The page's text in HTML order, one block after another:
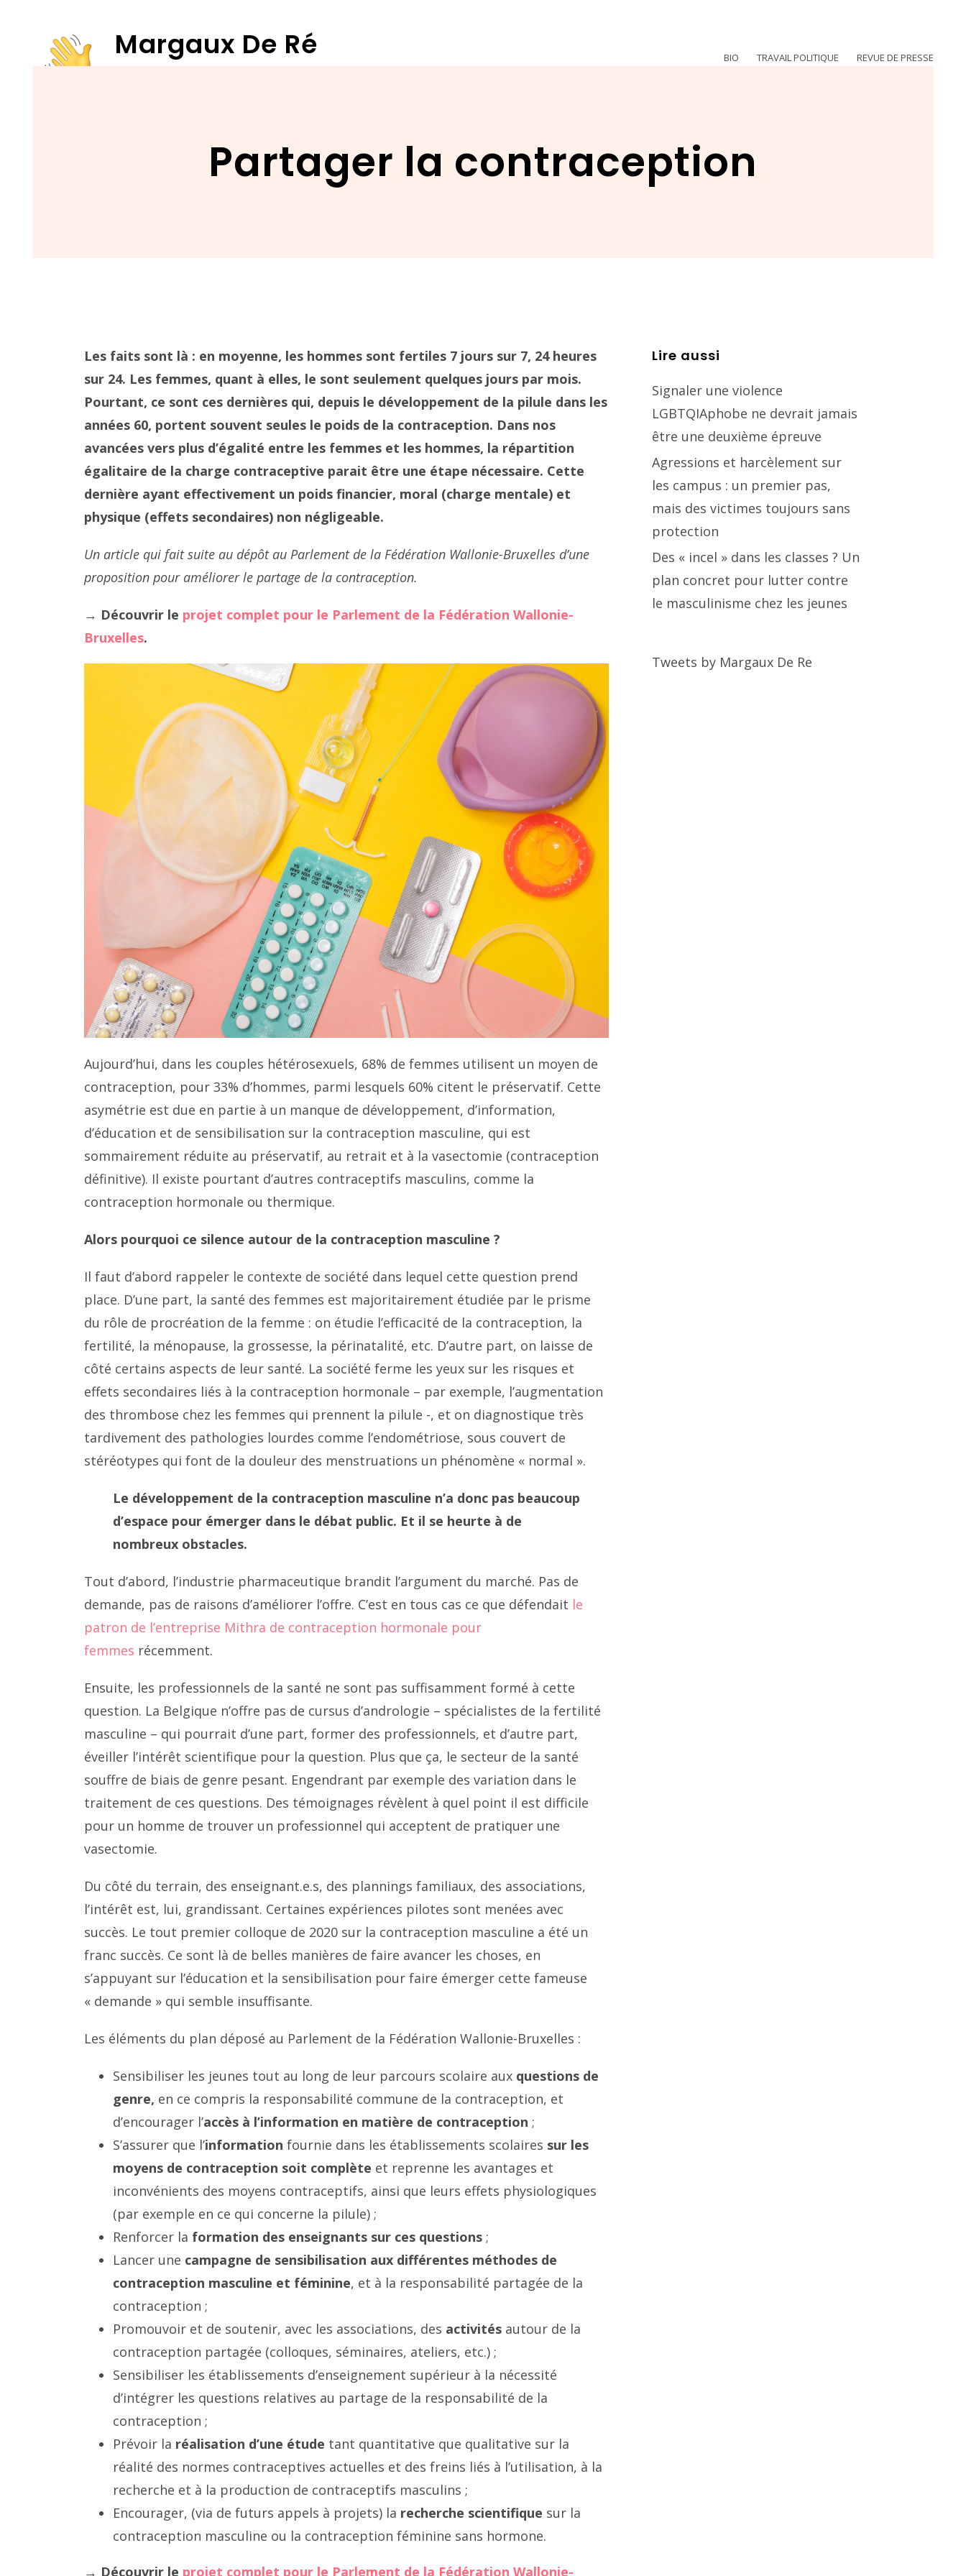
Margaux De Ré BIO TRAVAIL POLITIQUE REVUE DE PRESSE
Partager la contraception
Les faits sont là : en moyenne, les hommes sont fertiles 7 jours sur 7, 24 heures
sur 24. Les femmes, quant à elles, le sont seulement quelques jours par mois.
Pourtant, ce sont ces dernières qui, depuis le développement de la pilule dans les
années 60, portent souvent seules le poids de la contraception. Dans nos
avancées vers plus d’égalité entre les femmes et les hommes, la répartition
égalitaire de la charge contraceptive parait être une étape nécessaire. Cette
dernière ayant effectivement un poids financier, moral (charge mentale) et
physique (effets secondaires) non négligeable.
Un article qui fait suite au dépôt au Parlement de la Fédération Wallonie-Bruxelles d’une
proposition pour améliorer le partage de la contraception.
→ Découvrir le projet complet pour le Parlement de la Fédération Wallonie-
Bruxelles.
Aujourd’hui, dans les couples hétérosexuels, 68% de femmes utilisent un moyen de
contraception, pour 33% d’hommes, parmi lesquels 60% citent le préservatif. Cette
asymétrie est due en partie à un manque de développement, d’information,
d’éducation et de sensibilisation sur la contraception masculine, qui est
sommairement réduite au préservatif, au retrait et à la vasectomie (contraception
définitive). Il existe pourtant d’autres contraceptifs masculins, comme la
contraception hormonale ou thermique.
Alors pourquoi ce silence autour de la contraception masculine ?
Il faut d’abord rappeler le contexte de société dans lequel cette question prend
place. D’une part, la santé des femmes est majoritairement étudiée par le prisme
du rôle de procréation de la femme : on étudie l’efficacité de la contraception, la
fertilité, la ménopause, la grossesse, la périnatalité, etc. D’autre part, on laisse de
côté certains aspects de leur santé. La société ferme les yeux sur les risques et
effets secondaires liés à la contraception hormonale – par exemple, l’augmentation
des thrombose chez les femmes qui prennent la pilule -, et on diagnostique très
tardivement des pathologies lourdes comme l’endométriose, sous couvert de
stéréotypes qui font de la douleur des menstruations un phénomène « normal ».
Le développement de la contraception masculine n’a donc pas beaucoup
d’espace pour émerger dans le débat public. Et il se heurte à de
nombreux obstacles.
Tout d’abord, l’industrie pharmaceutique brandit l’argument du marché. Pas de
demande, pas de raisons d’améliorer l’offre. C’est en tous cas ce que défendait le
patron de l’entreprise Mithra de contraception hormonale pour
femmes récemment.
Ensuite, les professionnels de la santé ne sont pas suffisamment formé à cette
question. La Belgique n’offre pas de cursus d’andrologie – spécialistes de la fertilité
masculine – qui pourrait d’une part, former des professionnels, et d’autre part,
éveiller l’intérêt scientifique pour la question. Plus que ça, le secteur de la santé
souffre de biais de genre pesant. Engendrant par exemple des variation dans le
traitement de ces questions. Des témoignages révèlent à quel point il est difficile
pour un homme de trouver un professionnel qui acceptent de pratiquer une
vasectomie.
Du côté du terrain, des enseignant.e.s, des plannings familiaux, des associations,
l’intérêt est, lui, grandissant. Certaines expériences pilotes sont menées avec
succès. Le tout premier colloque de 2020 sur la contraception masculine a été un
franc succès. Ce sont là de belles manières de faire avancer les choses, en
s’appuyant sur l’éducation et la sensibilisation pour faire émerger cette fameuse
« demande » qui semble insuffisante.
Les éléments du plan déposé au Parlement de la Fédération Wallonie-Bruxelles :
Sensibiliser les jeunes tout au long de leur parcours scolaire aux questions de
genre, en ce compris la responsabilité commune de la contraception, et
d’encourager l’accès à l’information en matière de contraception ;
S’assurer que l’information fournie dans les établissements scolaires sur les
moyens de contraception soit complète et reprenne les avantages et
inconvénients des moyens contraceptifs, ainsi que leurs effets physiologiques
(par exemple en ce qui concerne la pilule) ;
Renforcer la formation des enseignants sur ces questions ;
Lancer une campagne de sensibilisation aux différentes méthodes de
contraception masculine et féminine, et à la responsabilité partagée de la
contraception ;
Promouvoir et de soutenir, avec les associations, des activités autour de la
contraception partagée (colloques, séminaires, ateliers, etc.) ;
Sensibiliser les établissements d’enseignement supérieur à la nécessité
d’intégrer les questions relatives au partage de la responsabilité de la
contraception ;
Prévoir la réalisation d’une étude tant quantitative que qualitative sur la
réalité des normes contraceptives actuelles et des freins liés à l’utilisation, à la
recherche et à la production de contraceptifs masculins ;
Encourager, (via de futurs appels à projets) la recherche scientifique sur la
contraception masculine ou la contraception féminine sans hormone.
→ Découvrir le projet complet pour le Parlement de la Fédération Wallonie-
Lire aussi
Signaler une violence
LGBTQIAphobe ne devrait jamais
être une deuxième épreuve
Agressions et harcèlement sur
les campus : un premier pas,
mais des victimes toujours sans
protection
Des « incel » dans les classes ? Un
plan concret pour lutter contre
le masculinisme chez les jeunes
Tweets by Margaux De Re